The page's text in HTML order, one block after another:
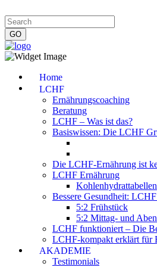
Home
LCHF
Ernährungscoaching
Beratung
LCHF – Was ist das?
Basiswissen: Die LCHF
Die LCHF-Ernährung ist
LCHF Ernährung
Kohlenhydrattabellen
Bessere Gesundheit:
5:2 Frühstück
5:2 Mittag- und
LCHF funktioniert – Die
LCHF-kompakt erklärt für
AKADEMIE
Testimonials